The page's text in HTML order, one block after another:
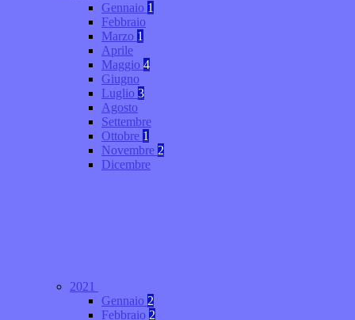
Gennaio 1
Febbraio
Marzo 1
Aprile
Maggio 4
Giugno
Luglio 3
Agosto
Settembre
Ottobre 1
Novembre 2
Dicembre
2021
Gennaio 2
Febbraio 2